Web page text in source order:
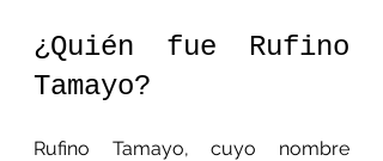
¿Quién fue Rufino
Tamayo?
Rufino Tamayo, cuyo nombre